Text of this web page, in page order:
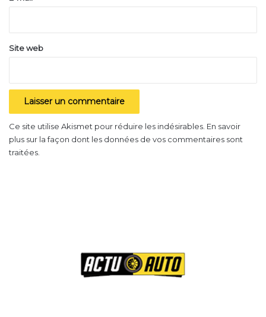
questions.
Pour plus d’actualité, retrouvez-nous sur Actuauto.fr.
Site web
Ce site utilise Akismet pour réduire les indésirables. En savoir
plus sur la façon dont les données de vos commentaires sont
traitées